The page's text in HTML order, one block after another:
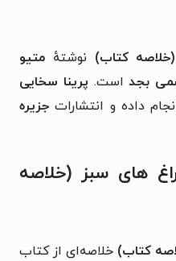
کتاب) نوشتهٔ متیو
بجداست. پرینا سخایی
داده و انتشارات جزیره
های سبز (خلاصه
کتاب) خلاصه‌ای از کتاب